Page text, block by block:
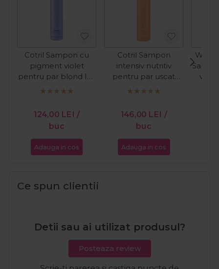
Cotril Sampon cu
pigment violet
pentru par blond Icy
Blond Purple 300ml
124,00 LEI /
buc
Adauga in cos
Cotril Sampon
intensiv nutritiv
pentru par uscat
Nutro High
146,00 LEI /
buc
Adauga in cos
Wella
Ce spun clientii
Detii sau ai utilizat produsul?
Posteaza review